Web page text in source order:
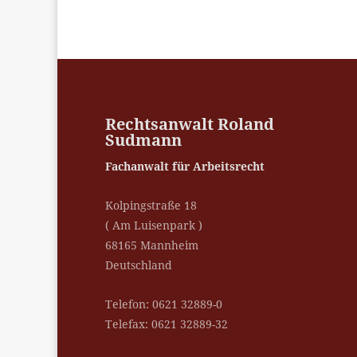
Rechtsanwalt Roland
Sudmann
Fachanwalt für Arbeitsrecht
Kolpingstraße 18
( Am Luisenpark )
68165 Mannheim
Deutschland
Telefon: 0621 32889-0
Telefax: 0621 32889-32